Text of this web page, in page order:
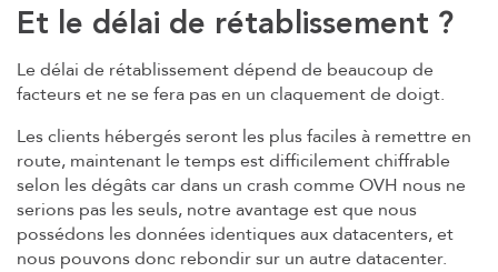
Et le délai de rétablissement ?
Le délai de rétablissement dépend de beaucoup de
facteurs et ne se fera pas en un claquement de doigt.
Les clients hébergés seront les plus faciles à remettre en
route, maintenant le temps est difficilement chiffrable
selon les dégâts car dans un crash comme OVH nous ne
serions pas les seuls, notre avantage est que nous
possédons les données identiques aux datacenters, et
nous pouvons donc rebondir sur un autre datacenter.